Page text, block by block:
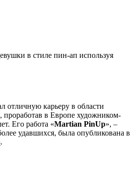
отличную карьеру в области
проработав в Европе художником-
Его работа «Martian PinUp», –
удавшихся, была опубликована в
.